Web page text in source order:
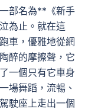
部名為**《新手
為止。就在這
車，優雅地從網
醉的摩擦聲，它
一個只有它車身
場舞蹈，流暢、
駛座上走出一個